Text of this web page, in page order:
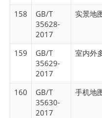
158
GB/T
35628-
2017
实景地
159
GB/T
35629-
2017
室内外
160
GB/T
35630-
2017
手机地